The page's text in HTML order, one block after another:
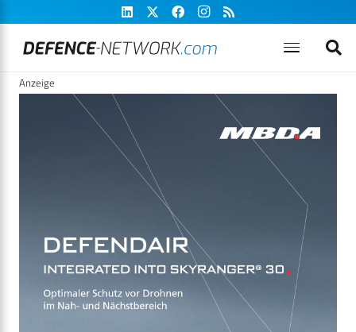
Anzeige